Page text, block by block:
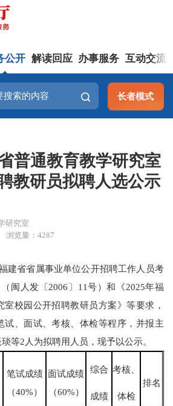
公开 解读回应 办事服务 互动交流
长者模式
普通教育教学研究室
教研员拟聘人选公示
研究室
浏览量：4287
省省属事业单位公开招聘工作人员考
闽人发〔2006〕11号）和《2025年福
校园公开招聘教研员方案》等要求，
试、面试、考核、体检等程序，并报主
等2人为拟聘用人员，现予以公示。
笔试成绩
（40%）
面试成绩
（60%）
综合
成绩
考核、
体检
排名